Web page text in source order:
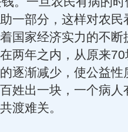
一部分，这样对农民
国家经济实力的不断
两年之内，从原来
逐渐减少，使公益性
姓出一块，一个病人
渡难关。